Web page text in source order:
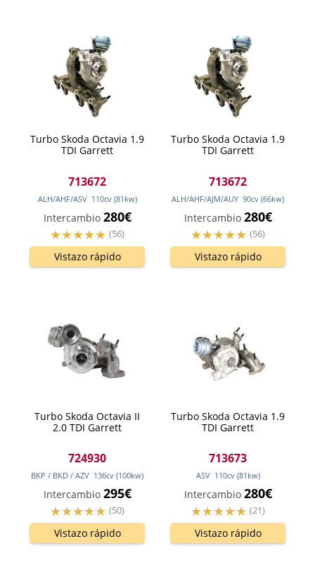
Turbo Skoda Octavia 1.9
TDI Garrett
713672
ALH/AHF/ASV 110cv (81 kw)
Intercambio 280€
(56)
Vistazo rápido
Turbo Skoda Octavia 1.9
TDI Garrett
713672
ALH/AHF/AJM/AUY 90cv (66kw)
Intercambio 280€
(56)
Vistazo rápido
Turbo Skoda Octavia II
2.0 TDI Garrett
724930
BKP / BKD / AZV 136cv (100kw)
Intercambio 295€
(50)
Vistazo rápido
Turbo Skoda Octavia 1.9
TDI Garrett
713673
ASV 110cv (81 kw)
Intercambio 280€
(21)
Vistazo rápido